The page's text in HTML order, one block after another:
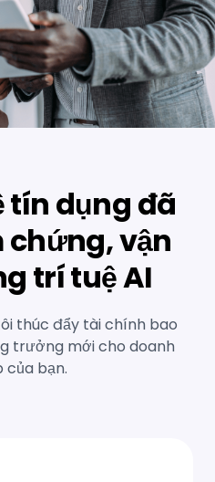
tín dụng đã
vận
trí tuệ AI
thúc đẩy tài chính bao
trưởng mới cho doanh
của bạn.